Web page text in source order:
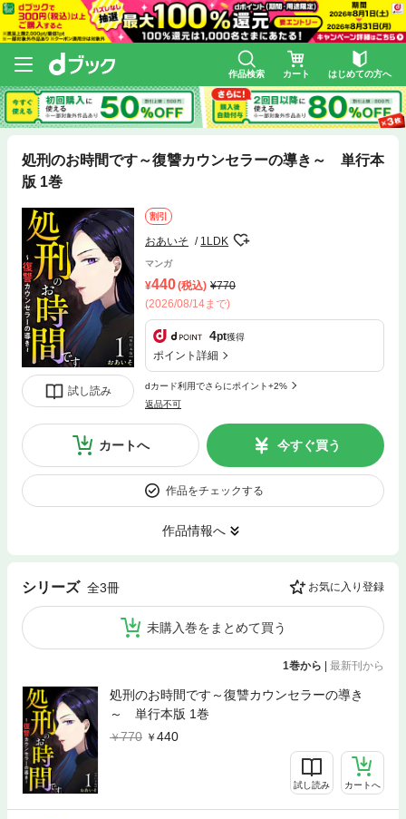
作品検索 カート はじめての方へ
処刑のお時間です～復讐カウンセラーの導き～ 単行本
版 1巻
試し読み
割引
おあいそ 1LDK
マンガ
440(税込)
770
(2026/08/14まで)
4pt獲得
ポイント詳細
dカード利用でさらにポイント+2%
返品不可
カートへ 今すぐ買う
作品をチェックする
作品情報へ
シリーズ 全3冊 お気に入り登録
未購入巻をまとめて買う
1巻から 最新刊から
処刑のお時間です～復讐カウンセラーの導き
～ 単行本版 1巻
770
440
試し読み カートへ